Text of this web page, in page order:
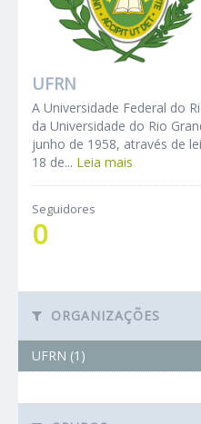
UFRN
A Universidade Federal do
da Universidade do Rio
junho de 1958, através de
18 de... Leia mais
Seguidores
0
ORGANIZAÇÕES
UFRN (1)